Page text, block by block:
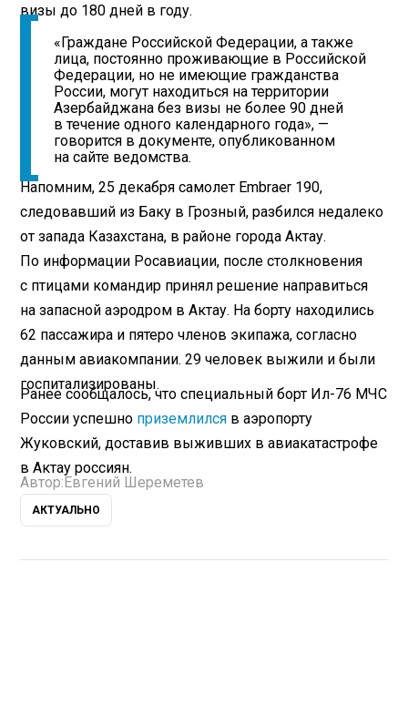
визы до 180 дней в году.
«Граждане Российской Федерации, а также
лица, постоянно проживающие в Российской
Федерации, но не имеющие гражданства
России, могут находиться на территории
Азербайджана без визы не более 90 дней
в течение одного календарного года», —
говорится в документе, опубликованном
на сайте ведомства.
Напомним, 25 декабря самолет Embraer 190,
следовавший из Баку в Грозный, разбился недалеко
от запада Казахстана, в районе города Актау.
По информации Росавиации, после столкновения
с птицами командир принял решение направиться
на запасной аэродром в Актау. На борту находились
62 пассажира и пятеро членов экипажа, согласно
данным авиакомпании. 29 человек выжили и были
госпитализированы.
Ранее сообщалось, что специальный борт Ил-76 МЧС
России успешно приземлился в аэропорту
Жуковский, доставив выживших в авиакатастрофе
в Актау россиян.
Автор: Евгений Шереметев
АКТУАЛЬНО